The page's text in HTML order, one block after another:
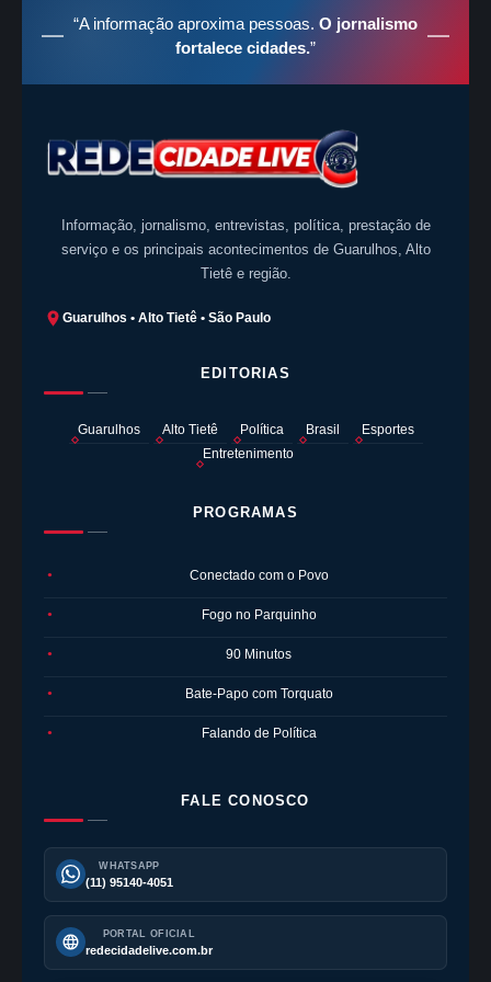
“A informação aproxima pessoas. O jornalismo
fortalece cidades.”
Informação, jornalismo, entrevistas, política, prestação de
serviço e os principais acontecimentos de Guarulhos, Alto
Tietê e região.
Guarulhos • Alto Tietê • São Paulo
EDITORIAS
Guarulhos Alto Tietê Política Brasil
Esportes
Entretenimento
PROGRAMAS
● Conectado com o Povo
● Fogo no Parquinho
● 90 Minutos
● Bate-Papo com Torquato
● Falando de Política
FALE CONOSCO
WHATSAPP
(11) 95140-4051
PORTAL OFICIAL
redecidadelive.com.br